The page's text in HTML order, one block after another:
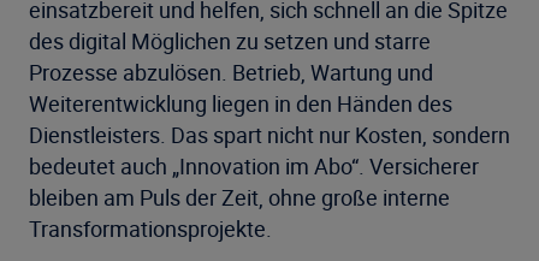
einsatzbereit und helfen, sich schnell an die Spitze
des digital Möglichen zu setzen und starre
Prozesse abzulösen. Betrieb, Wartung und
Weiterentwicklung liegen in den Händen des
Dienstleisters. Das spart nicht nur Kosten, sondern
bedeutet auch „Innovation im Abo“. Versicherer
bleiben am Puls der Zeit, ohne große interne
Transformationsprojekte.